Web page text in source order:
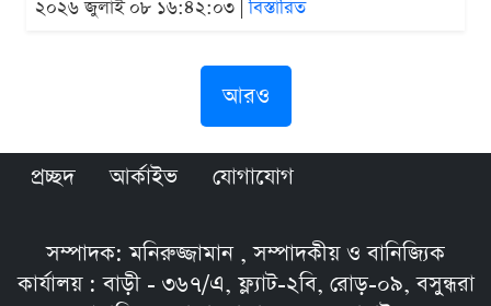
২০২৬ জুলাই ০৮ ১৬:৪২:০৩ |বিস্তারিত
আরও
প্রচ্ছদ আর্কাইভ যোগাযোগ
সম্পাদক: মনিরুজ্জামান , সম্পাদকীয় ও বানিজ্যিক
কার্যালয় : বাড়ী - ৩৬৭/এ, ফ্ল্যাট-২বি, রোড়-০৯, বসুন্ধরা